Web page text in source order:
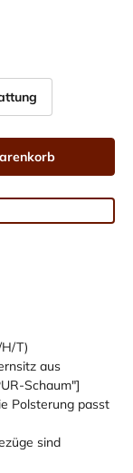
T)
aus
Schaum"]
Polsterung passt
sind